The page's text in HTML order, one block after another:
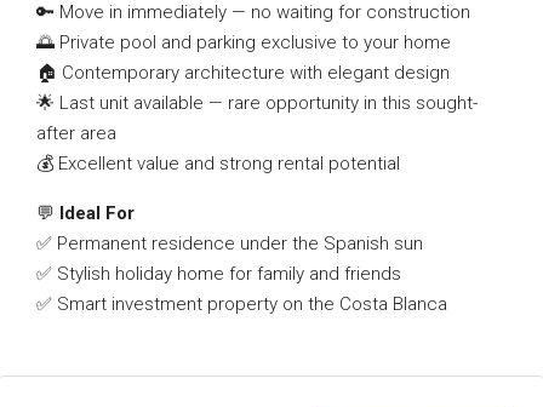
🔑 Move in immediately — no waiting for construction
🌅 Private pool and parking exclusive to your home
🏠 Contemporary architecture with elegant design
🌟 Last unit available — rare opportunity in this sought-
after area
💰 Excellent value and strong rental potential
💬 Ideal For
✅ Permanent residence under the Spanish sun
✅ Stylish holiday home for family and friends
✅ Smart investment property on the Costa Blanca